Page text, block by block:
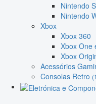
Nintendo
Nintendo
Xbox
Xbox 360
Xbox One
Xbox
Acessórios
Consolas Retro